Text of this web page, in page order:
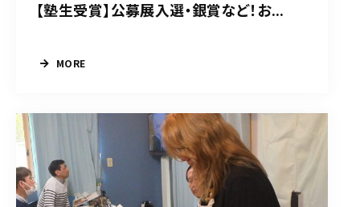
【塾生受賞】公募展入選・銀賞など！お...
MORE